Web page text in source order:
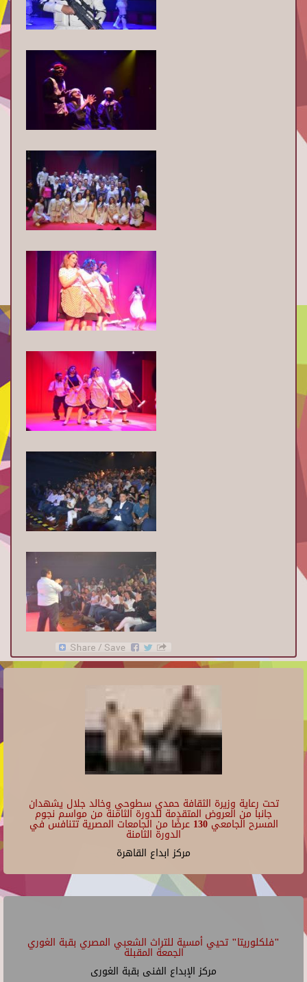
تحت رعاية وزيرة الثقافة حمدي سطوحي وخالد جلال يشهدان
جانبا من العروض المتقدمة للدورة الثامنة من مواسم نجوم
المسرح الجامعي 130 عرضًا من الجامعات المصرية تتنافس في
الدورة الثامنة
مركز ابداع القاهرة
"فلكلوريتا" تحيي أمسية للتراث الشعبي المصري بقبة الغوري
الجمعة المقبلة
مركز الإبداع الفنى بقبة الغورى